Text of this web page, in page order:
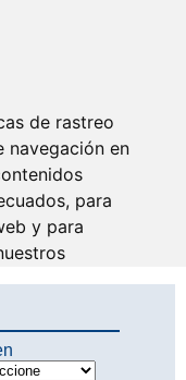
de rastreo
navegación en
para
y para